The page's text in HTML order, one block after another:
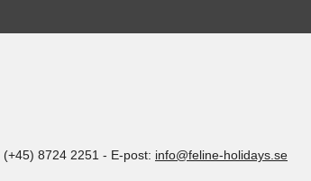
(+45) 8724 2251 - E-post: info@feline-holidays.se